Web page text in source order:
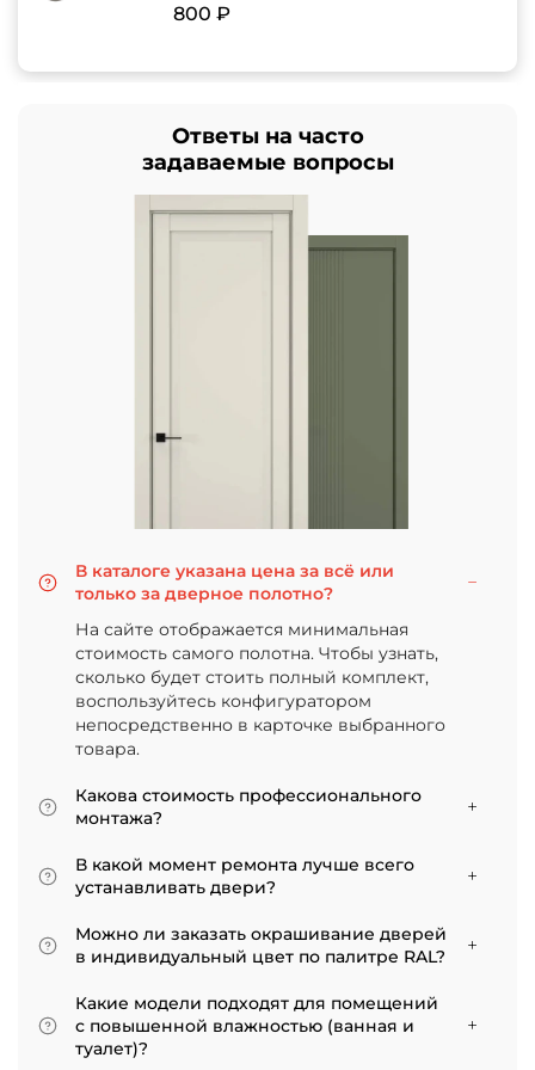
800 ₽
Ответы на часто
задаваемые вопросы
В каталоге указана цена за всё или
только за дверное полотно?
На сайте отображается минимальная
стоимость самого полотна. Чтобы узнать,
сколько будет стоить полный комплект,
воспользуйтесь конфигуратором
непосредственно в карточке выбранного
товара.
Какова стоимость профессионального
монтажа?
Итоговая сумма зависит от типа отделки
двери и габаритов проема. Минимальная
цена за установку стандартной двери с
покрытием «экошпон» начинается от 5000
рублей.
В какой момент ремонта лучше всего
устанавливать двери?
Мы советуем приступать к монтажу после
того, как уложено напольное покрытие. В
противном случае из-за изменения уровня
пола полотно может не подойти по высоте, и
его придется подрезать. Оптимально ставить
двери по окончании всех отделочных работ.
Можно ли заказать окрашивание дверей
в индивидуальный цвет по палитре RAL?
ассортименте представлены эмалированные
модели от разных фабрик
Какие модели подходят для помещений
с повышенной влажностью (ванная и
туалет)?